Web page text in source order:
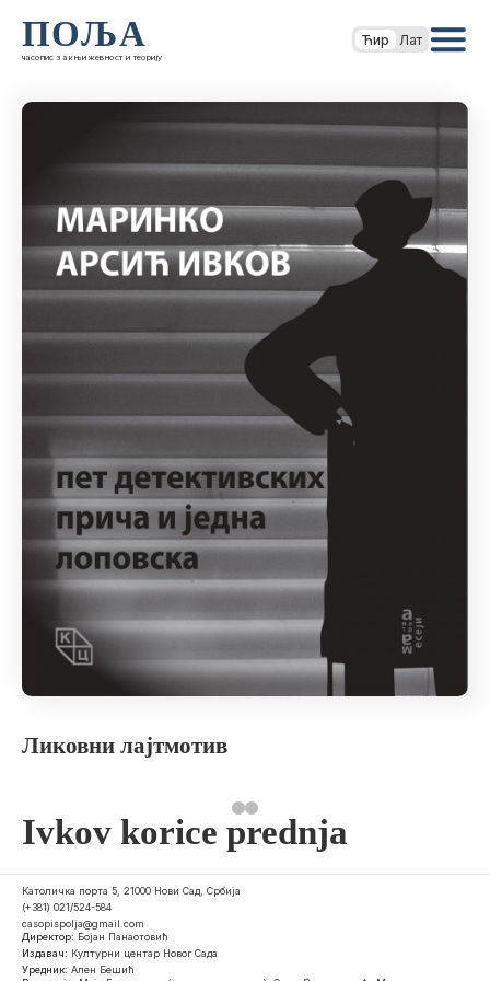
ПОЉА
часопис за књижевност и теорију
Ћир Лат
Ликовни лајтмотив
Ivkov korice prednja
Католичка порта 5, 21000 Нови Сад, Србија
(+381) 021/524-584
casopispolja@gmail.com
Директор: Бојан Панаотовић
Издавач: Културни центар Новог Сада
Уредник: Ален Бешић